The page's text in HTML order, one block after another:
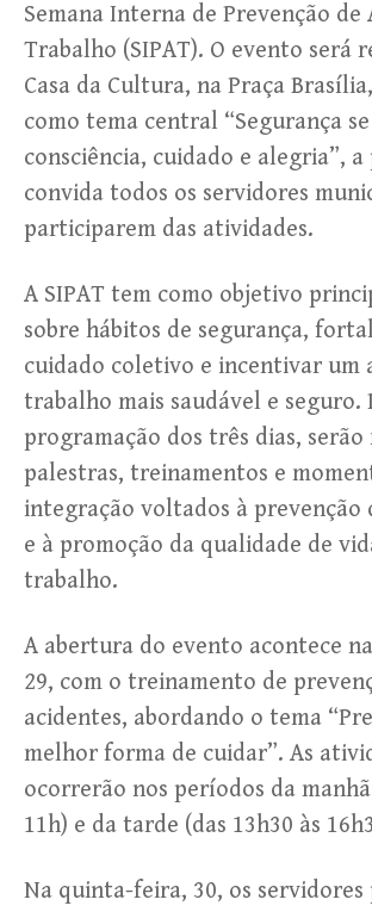
Semana Interna de Prevenção de
Trabalho (SIPAT). O evento será
Casa da Cultura, na Praça
como tema central “Segurança
consciência, cuidado e alegria”,
convida todos os servidores
participarem das atividades.
A SIPAT tem como objetivo
sobre hábitos de segurança,
cuidado coletivo e incentivar um
trabalho mais saudável e seguro.
programação dos três dias, serão
palestras, treinamentos e
integração voltados à prevenção
e à promoção da qualidade de
trabalho.
A abertura do evento acontece
29, com o treinamento de
acidentes, abordando o tema
melhor forma de cuidar”. As
ocorrerão nos períodos da manhã
11h) e da tarde (das 13h30 às
Na quinta-feira, 30, os